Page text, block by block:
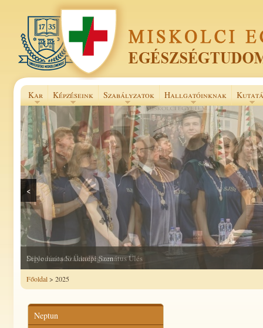
Kar Képzéseink Szabályzatok Hallgatóinknak
Selye János Szakkollégium
<
Főoldal> 2025
Neptun